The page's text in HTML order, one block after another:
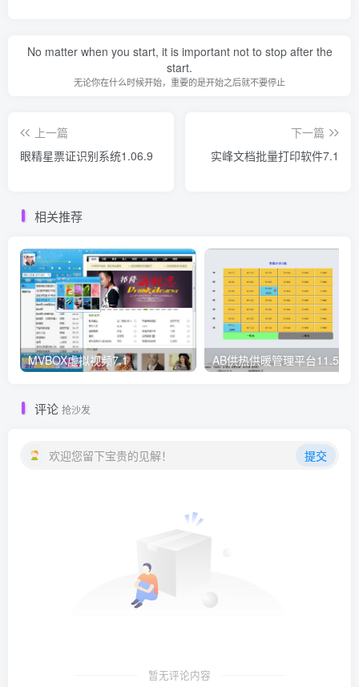
No matter when you start, it is important not to stop after the
start.
无论你在什么时候开始，重要的是开始之后就不要停止
上一篇
眼精星票证识别系统1.06.9
下一篇
实峰文档批量打印软件7.1
相关推荐
MVBOX虚拟视频7.1 AB供热供暖管理平台11.530
评论 抢沙发
欢迎您留下宝贵的见解！ 提交
暂无评论内容